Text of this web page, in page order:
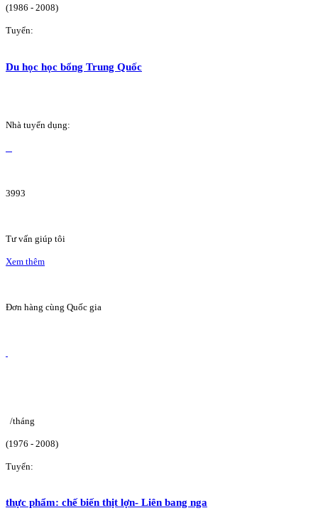
(1986 - 2008)
Tuyển:
Du học học bổng Trung Quốc
Nhà tuyển dụng:
3993
Tư vấn giúp tôi
Xem thêm
Đơn hàng cùng Quốc gia
/tháng
(1976 - 2008)
Tuyển:
thực phẩm: chế biến thịt lợn- Liên bang nga